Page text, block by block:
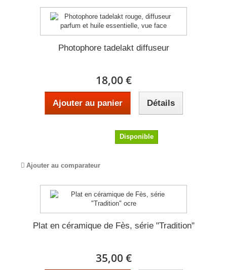
Photophore tadelakt diffuseur
18,00 €
Ajouter au panier Détails
Disponible
Ajouter au comparateur
Plat en céramique de Fès, série "Tradition"
35,00 €